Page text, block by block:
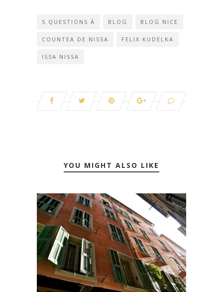
5 QUESTIONS À BLOG BLOG NICE
COUNTEA DE NISSA FELIX KUDELKA
ISSA NISSA
YOU MIGHT ALSO LIKE